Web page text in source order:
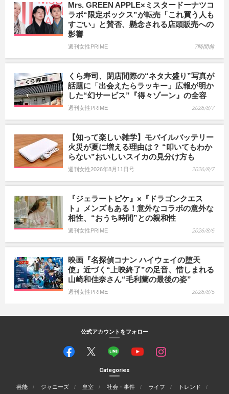
Mrs. GREEN APPLE×ミスタードーナツコ
ラボ“限定ボックス”が転売「これ買う人も
すごい」と賛否、懸念される店頭販売への
影響
週刊女性PRIME 7時間前
くら寿司、閉店間際の“ネタ大盛り”写真が
話題に「出会えたらラッキー」広報が明か
した“幻サービス”『得々ゾーン』の全容
週刊女性PRIME 2026/8/7
【知って楽しい雑学】モバイルバッテリー
火災が夏に増える理由は？ “叩いてもわか
らない”おいしいスイカの見分け方も
週刊女性2026年8月11日号 2026/8/7
『ジェラートピケ』×『ドラゴンクエス
ト』メンズもある！意外なコラボの意外な
相性、“おうち時間”との親和性
週刊女性PRIME 2026/8/6
映画『名探偵コナン ハイウェイの堕天
使』近づく“上映終了”の足音、惜しまれる
山崎和佳奈さん“毛利蘭の最後の姿”
週刊女性PRIME 2026/8/5
公式アカウントをフォロー
Categories
芸能 ジャニーズ 皇室 社会・事件 ライフ
トレンド